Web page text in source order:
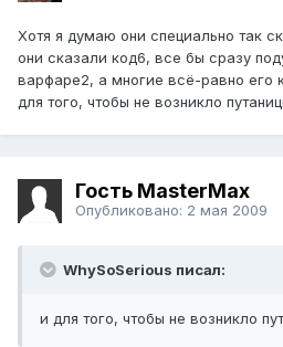
Хотя я думаю они специально так
они сказали код6, все бы сразу
варфаре2, а многие всё-равно его
для того, чтобы не возникло
Гость MasterMax
Опубликовано: 2 мая 2009
WhySoSerious писал:
и для того, чтобы не возникло